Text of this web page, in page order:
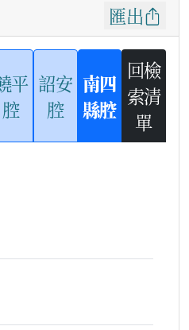
匯出
平
腔
詔安
腔
南四
縣腔
回檢
索清
單